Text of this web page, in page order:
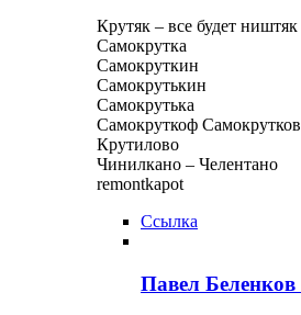
Крутяк – все будет ништяк
Самокрутка
Самокруткин
Самокрутькин
Самокрутька
Самокруткоф Самокрутков
Крутилово
Чинилкано – Челентано
remontkapot
Ссылка
Павел Беленков